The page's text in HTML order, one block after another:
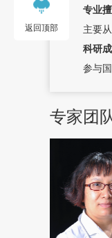
专业擅
主要从事
科研成
参与国际
专家团
返回顶部